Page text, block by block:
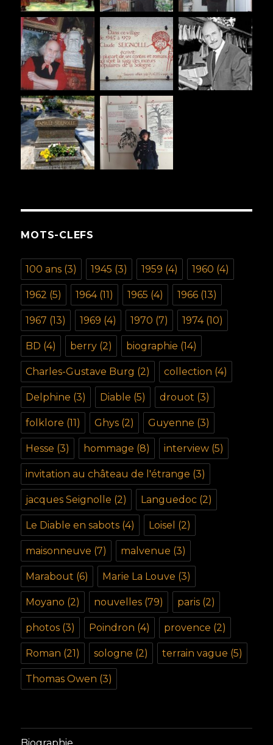
MOTS-CLEFS
100 ans (3) 1945 (3) 1959 (4) 1960 (4)
1962 (5) 1964(11) 1965 (4) 1966 (13)
1967 (13) 1969 (4) 1970 (7) 1974(10)
BD (4) berry (2) biographie (14)
Charles-Gustave Burg (2) collection (4)
Delphine (3) Diable (5) drouot (3)
folklore (11) Ghys (2) Guyenne (3)
Hesse (3) hommage (8) interview (5)
invitation au château de l'étrange (3)
jacques Seignolle (2) Languedoc (2)
Le Diable en sabots (4) Loisel (2)
maisonneuve (7) malvenue (3)
Marabout (6) Marie La Louve (3)
Moyano (2) nouvelles (79) paris (2)
photos (3) Poindron (4) provence (2)
Roman (21) sologne (2) terrain vague (5)
Thomas Owen (3)